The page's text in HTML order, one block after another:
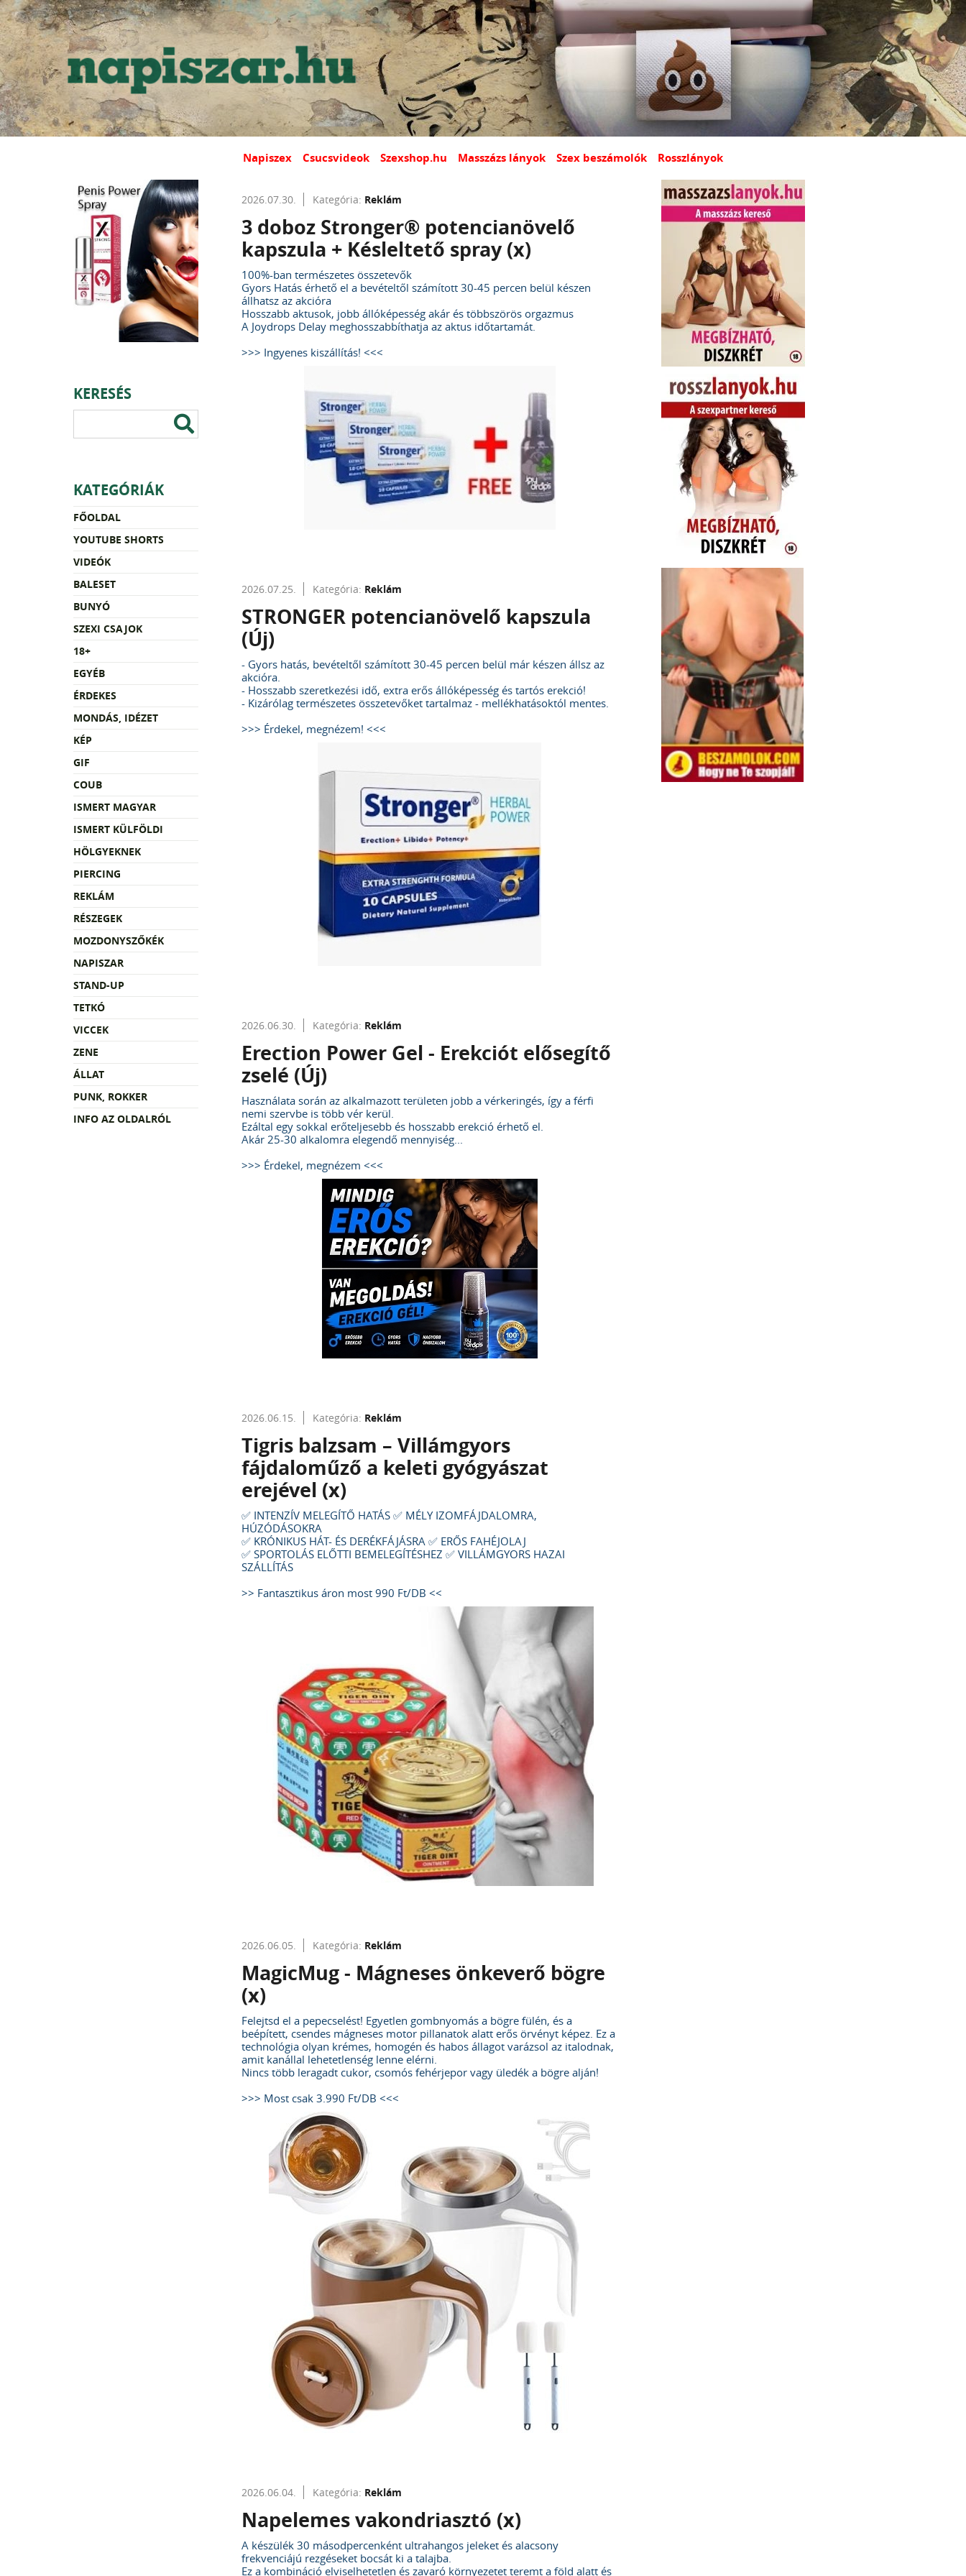
Napiszex Csucsvideok Szexshop.hu Masszázs lányok Szex beszámolók Rosszlányok
KERESÉS
KATEGÓRIÁK
FŐOLDAL
YOUTUBE SHORTS
VIDEÓK
BALESET
BUNYÓ
SZEXI CSAJOK
18+
EGYÉB
ÉRDEKES
MONDÁS, IDÉZET
KÉP
GIF
COUB
ISMERT MAGYAR
ISMERT KÜLFÖLDI
HÖLGYEKNEK
PIERCING
REKLÁM
RÉSZEGEK
MOZDONYSZŐKÉK
NAPISZAR
STAND-UP
TETKÓ
VICCEK
ZENE
ÁLLAT
PUNK, ROKKER
INFO AZ OLDALRÓL
2026.07.30. Kategória: Reklám
3 doboz Stronger® potencianövelő
kapszula + Késleltető spray (x)
100%-ban természetes összetevők
Gyors Hatás érhető el a bevételtől számított 30-45 percen belül készen
állhatsz az akcióra
Hosszabb aktusok, jobb állóképesség akár és többszörös orgazmus
A Joydrops Delay meghosszabbíthatja az aktus időtartamát.
>>> Ingyenes kiszállítás! <<<
2026.07.25. Kategória: Reklám
STRONGER potencianövelő kapszula
(Új)
- Gyors hatás, bevételtől számított 30-45 percen belül már készen állsz az
akcióra.
- Hosszabb szeretkezési idő, extra erős állóképesség és tartós erekció!
- Kizárólag természetes összetevőket tartalmaz - mellékhatásoktól mentes.
>>> Érdekel, megnézem! <<<
2026.06.30. Kategória: Reklám
Erection Power Gel - Erekciót elősegítő
zselé (Új)
Használata során az alkalmazott területen jobb a vérkeringés, így a férfi
nemi szervbe is több vér kerül.
Ezáltal egy sokkal erőteljesebb és hosszabb erekció érhető el.
Akár 25-30 alkalomra elegendő mennyiség...
>>> Érdekel, megnézem <<<
2026.06.15. Kategória: Reklám
Tigris balzsam – Villámgyors
fájdaloműző a keleti gyógyászat
erejével (x)
✅ INTENZÍV MELEGÍTŐ HATÁS ✅ MÉLY IZOMFÁJDALOMRA,
HÚZÓDÁSOKRA
✅ KRÓNIKUS HÁT- ÉS DERÉKFÁJÁSRA ✅ ERŐS FAHÉJOLAJ
✅ SPORTOLÁS ELŐTTI BEMELEGÍTÉSHEZ ✅ VILLÁMGYORS HAZAI
SZÁLLÍTÁS
>> Fantasztikus áron most 990 Ft/DB <<
2026.06.05. Kategória: Reklám
MagicMug - Mágneses önkeverő bögre
(x)
Felejtsd el a pepecselést! Egyetlen gombnyomás a bögre fülén, és a
beépített, csendes mágneses motor pillanatok alatt erős örvényt képez. Ez a
technológia olyan krémes, homogén és habos állagot varázsol az italodnak,
amit kanállal lehetetlenség lenne elérni.
Nincs több leragadt cukor, csomós fehérjepor vagy üledék a bögre alján!
>>> Most csak 3.990 Ft/DB <<<
2026.06.04. Kategória: Reklám
Napelemes vakondriasztó (x)
A készülék 30 másodpercenként ultrahangos jeleket és alacsony
frekvenciájú rezgéseket bocsát ki a talajba.
Ez a kombináció elviselhetetlen és zavaró környezetet teremt a föld alatt és